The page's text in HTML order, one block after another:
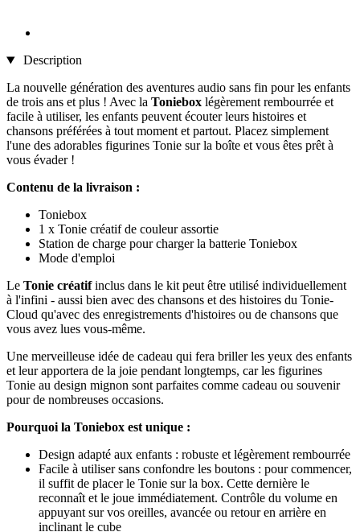
Description
La nouvelle génération des aventures audio sans fin pour les enfants
de trois ans et plus ! Avec la Toniebox légèrement rembourrée et
facile à utiliser, les enfants peuvent écouter leurs histoires et
chansons préférées à tout moment et partout. Placez simplement
l'une des adorables figurines Tonie sur la boîte et vous êtes prêt à
vous évader !
Contenu de la livraison :
Toniebox
1 x Tonie créatif de couleur assortie
Station de charge pour charger la batterie Toniebox
Mode d'emploi
Le Tonie créatifinclus dans le kit peut être utilisé individuellement
à l'infini - aussi bien avec des chansons et des histoires du Tonie-
Cloud qu'avec des enregistrements d'histoires ou de chansons que
vous avez lues vous-même.
Une merveilleuse idée de cadeau qui fera briller les yeux des enfants
et leur apportera de la joie pendant longtemps, car les figurines
Tonie au design mignon sont parfaites comme cadeau ou souvenir
pour de nombreuses occasions.
Pourquoi la Toniebox est unique :
Design adapté aux enfants : robuste et légèrement rembourrée
Facile à utiliser sans confondre les boutons : pour commencer,
il suffit de placer le Tonie sur la box. Cette dernière le
reconnaît et le joue immédiatement. Contrôle du volume en
appuyant sur vos oreilles, avancée ou retour en arrière en
inclinant le cube